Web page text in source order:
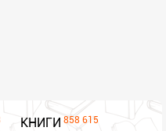
КНИГИ 858 615